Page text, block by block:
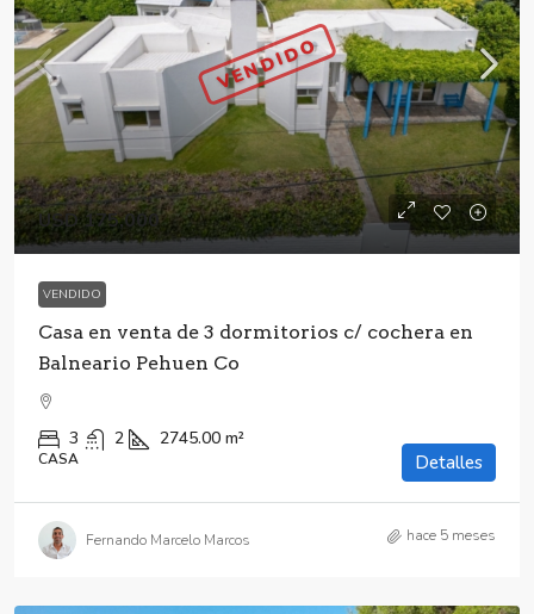
USD 175,000
VENDIDO
VENDIDO
Casa en venta de 3 dormitorios c/ cochera en
Balneario Pehuen Co
3 2 2745.00 m²
CASA Detalles
Fernando Marcelo Marcos hace 5 meses